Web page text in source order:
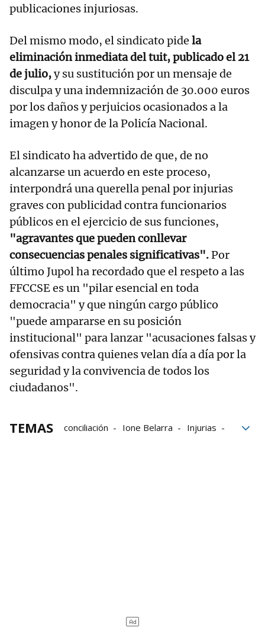
publicaciones injuriosas.
Del mismo modo, el sindicato pide la
eliminación inmediata del tuit, publicado el 21
de julio,y su sustitución por un mensaje de
disculpa y una indemnización de 30.000 euros
por los daños y perjuicios ocasionados a la
imagen y honor de la Policía Nacional.
El sindicato ha advertido de que, de no
alcanzarse un acuerdo en este proceso,
interpondrá una querella penal por injurias
graves con publicidad contra funcionarios
públicos en el ejercicio de sus funciones,
"agravantes que pueden conllevar
consecuencias penales significativas".Por
último Jupol ha recordado que el respeto a las
FFCCSE es un "pilar esencial en toda
democracia" y que ningún cargo público
"puede ampararse en su posición
institucional" para lanzar "acusaciones falsas y
ofensivas contra quienes velan día a día por la
seguridad y la convivencia de todos los
ciudadanos".
TEMAS conciliación Ione Belarra
Injurias